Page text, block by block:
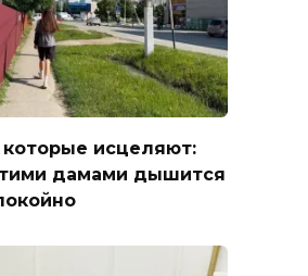
которые исцеляют:
дамами дышится